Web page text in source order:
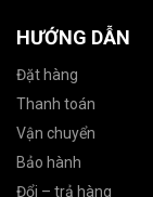
HƯỚNG DẪN
Đặt hàng
Thanh toán
Vận chuyển
Bảo hành
Đổi – trả hàng